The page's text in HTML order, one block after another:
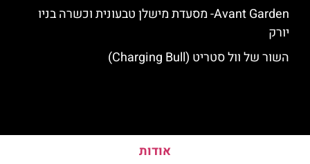
Avant Garden- מסעדת מישלן טבעונית וכשרה בניו
יורק
השור של וול סטריט (Charging Bull)
אודות